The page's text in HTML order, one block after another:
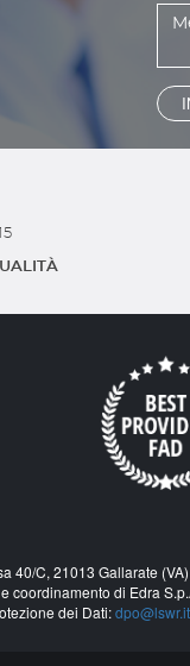
40/C, 21013 Gallarate
coordinamento di Edra
dei Dati:dpo@lswr.it